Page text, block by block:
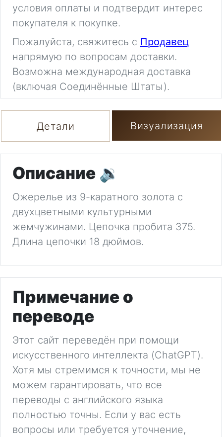
условия оплаты и подтвердит интерес
покупателя к покупке.
Пожалуйста, свяжитесь с Продавец
напрямую по вопросам доставки.
Возможна международная доставка
(включая Соединённые Штаты).
Детали Визуализация
Описание 🔉
Ожерелье из 9-каратного золота с
двухцветными культурными
жемчужинами. Цепочка пробита 375.
Длина цепочки 18 дюймов.
Примечание о
переводе
Этот сайт переведён при помощи
искусственного интеллекта (ChatGPT).
Хотя мы стремимся к точности, мы не
можем гарантировать, что все
переводы с английского языка
полностью точны. Если у вас есть
вопросы или требуется уточнение,